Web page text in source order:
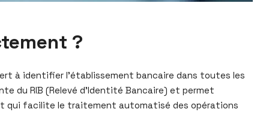
?
à identifier l’établissement bancaire dans toutes les
du RIB (Relevé d’Identité Bancaire) et permet
qui facilite le traitement automatisé des opérations